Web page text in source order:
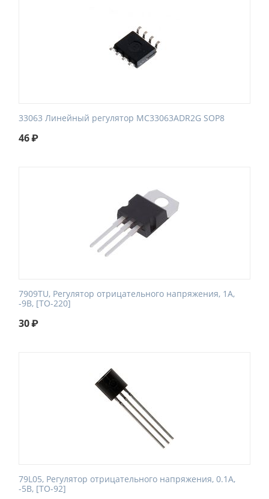
33063 Линейный регулятор MC33063ADR2G SOP8
46₽
7909TU, Регулятор отрицательного напряжения, 1А,
-9В, [TO-220]
30₽
79L05, Регулятор отрицательного напряжения, 0.1А,
-5В, [TO-92]